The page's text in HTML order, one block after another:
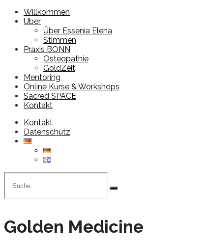
Willkommen
Über
Über Essenia Elena
Stimmen
Praxis BONN
Osteopathie
GoldZeit
Mentoring
Online Kurse & Workshops
Sacred SPACE
Kontakt
Kontakt
Datenschutz
Golden Medicine